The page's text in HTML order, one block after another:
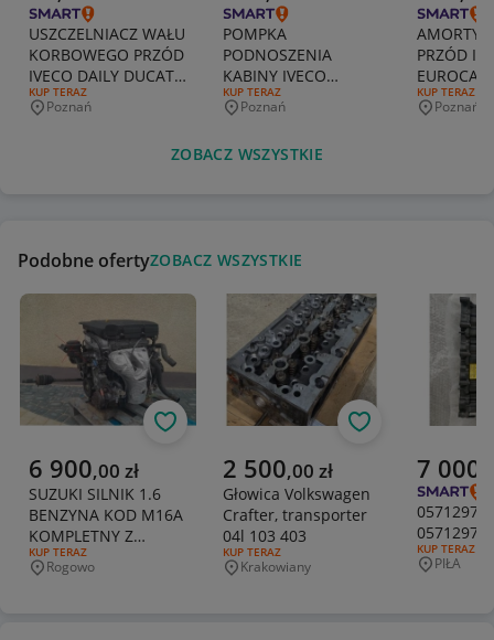
USZCZELNIACZ WAŁU
KORBOWEGO PRZÓD
IVECO DAILY DUCATO
5802003305
RODZAJ OFERTY:
KUP TERAZ
Miejscowość
Poznań
POMPKA
PODNOSZENIA
KABINY IVECO
STRALIS S-WAY
TRAKKER 504173053
RODZAJ OFERTY:
KUP TERAZ
Miejscowość
Poznań
PRZÓD
99465084
RODZAJ
KUP TERAZ
Poznań
ZOBACZ WSZYSTKIE
Podobne ofertyZOBACZ WSZYSTKIE
Aktualna cena
6 900,00 zł
SUZUKI SILNIK 1.6
BENZYNA KOD M16A
KOMPLETNY Z
SKRZYNIĄ SUZUKI
SX4 VITARA
RODZAJ OFERTY:
KUP TERAZ
Miejscowość
Rogowo
Obserwuj
Aktualna cena
2 500,00 zł
Głowica Volkswagen
Crafter, transporter
04l 103 403
RODZAJ OFERTY:
KUP TERAZ
Miejscowość
Krakowiany
Obserwuj
Aktualna
7 000
RODZAJ
KUP TERAZ
PIŁA